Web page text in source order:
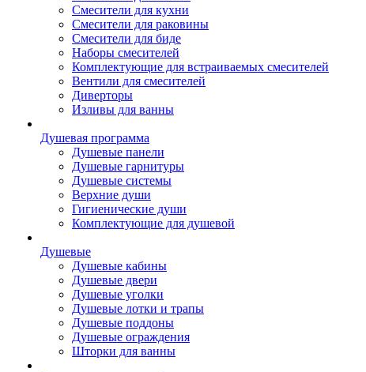
Смесители для кухни
Смесители для раковины
Смесители для биде
Наборы смесителей
Комплектующие для встраиваемых смесителей
Вентили для смесителей
Диверторы
Изливы для ванны
Душевая программа
Душевые панели
Душевые гарнитуры
Душевые системы
Верхние души
Гигиенические души
Комплектующие для душевой
Душевые
Душевые кабины
Душевые двери
Душевые уголки
Душевые лотки и трапы
Душевые поддоны
Душевые ограждения
Шторки для ванны